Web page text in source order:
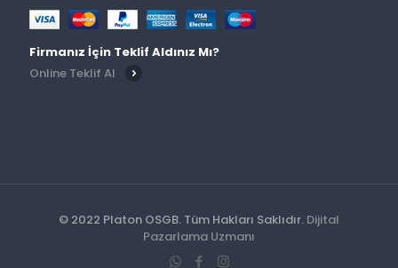
Firmanız İçin Teklif Aldınız Mı?
Online Teklif Al
© 2022 Platon OSGB. Tüm Hakları Saklıdır. Dijital
Pazarlama Uzmanı